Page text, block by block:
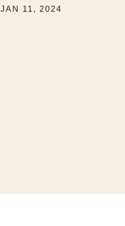
JAN 11, 2024